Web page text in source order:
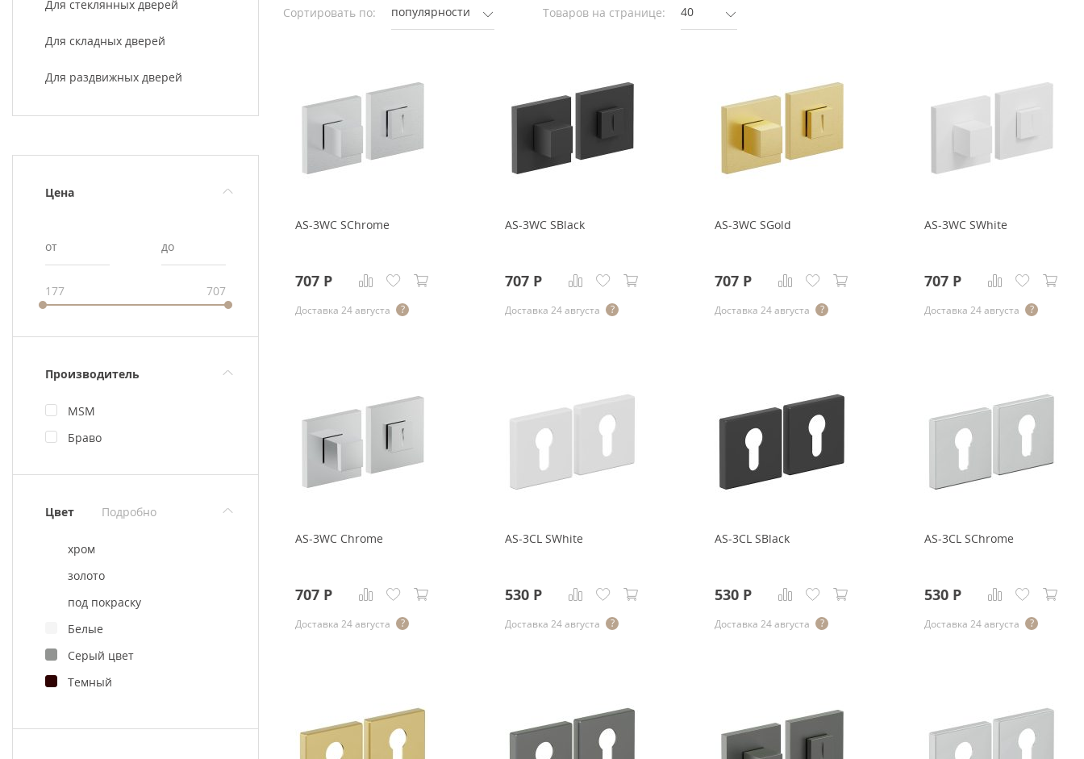
Для стеклянных дверей
Для складных дверей
Для раздвижных дверей
Цена
от до
177 707
Производитель
MSM
Браво
Цвет Подробно
хром
золото
под покраску
Белые
Серый цвет
Темный
Сортировать по: популярности Товаров на странице: 40
AS-3WC SChrome
707 Р
Доставка 24 августа
AS-3WC SBlack
707 Р
Доставка 24 августа
AS-3WC SGold
707 Р
Доставка 24 августа
AS-3WC SWhite
707 Р
Доставка 24 августа
AS-3WC Chrome
707 Р
Доставка 24 августа
AS-3CL SWhite
530 Р
Доставка 24 августа
AS-3CL SBlack
530 Р
Доставка 24 августа
AS-3CL SChrome
530 Р
Доставка 24 августа